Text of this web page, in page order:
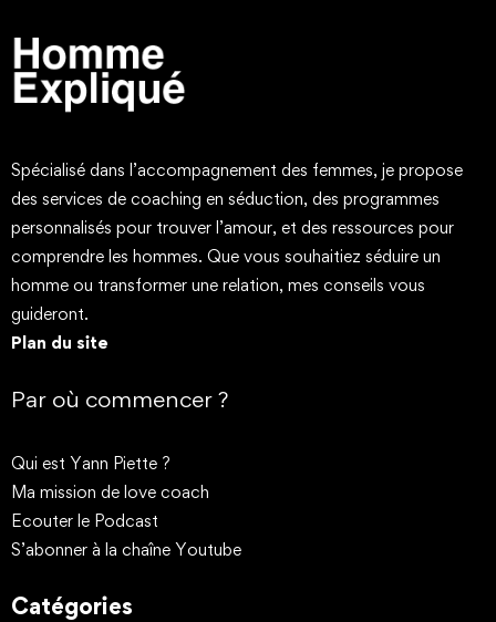
Spécialisé dans l’accompagnement des femmes, je propose
des services de coaching en séduction, des programmes
personnalisés pour trouver l’amour, et des ressources pour
comprendre les hommes. Que vous souhaitiez séduire un
homme ou transformer une relation, mes conseils vous
guideront.
Plan du site
Par où commencer ?
Qui est Yann Piette ?
Ma mission de love coach
Ecouter le Podcast
S’abonner à la chaîne Youtube
Catégories